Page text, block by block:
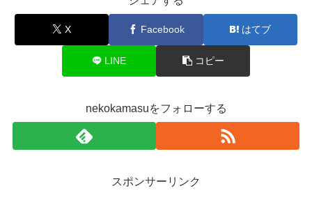
X Facebook はてブ
LINE コピー
nekokamasuをフォローする
スポンサーリンク